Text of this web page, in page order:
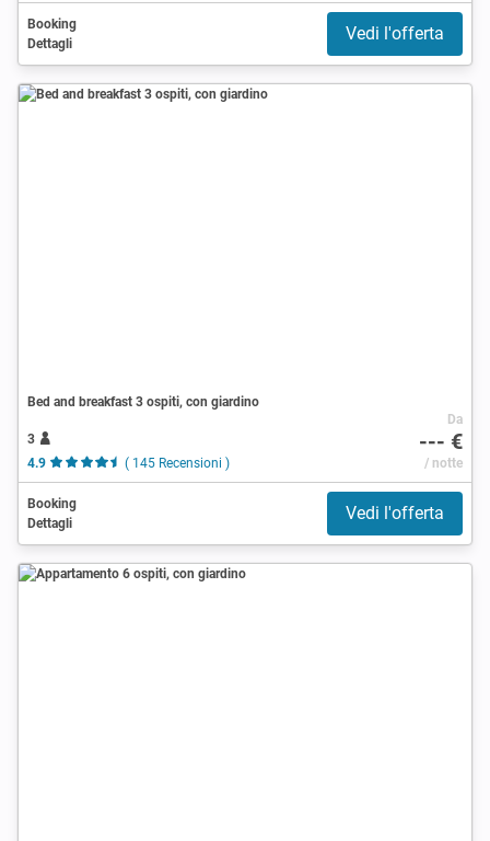
Booking
Dettagli
Vedi l'offerta
Bed and breakfast 3 ospiti, con giardino
3
4.9
( 145 Recensioni )
Da
--- €
/ notte
Booking
Dettagli
Vedi l'offerta